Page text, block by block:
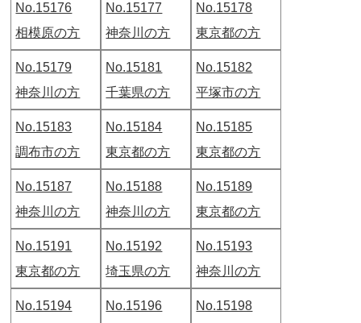
No.15176
相模原の方
No.15177
神奈川の方
No.15178
東京都の方
No.15179
神奈川の方
No.15181
千葉県の方
No.15182
平塚市の方
No.15183
調布市の方
No.15184
東京都の方
No.15185
東京都の方
No.15187
神奈川の方
No.15188
神奈川の方
No.15189
東京都の方
No.15191
東京都の方
No.15192
埼玉県の方
No.15193
神奈川の方
No.15194
No.15196
No.15198